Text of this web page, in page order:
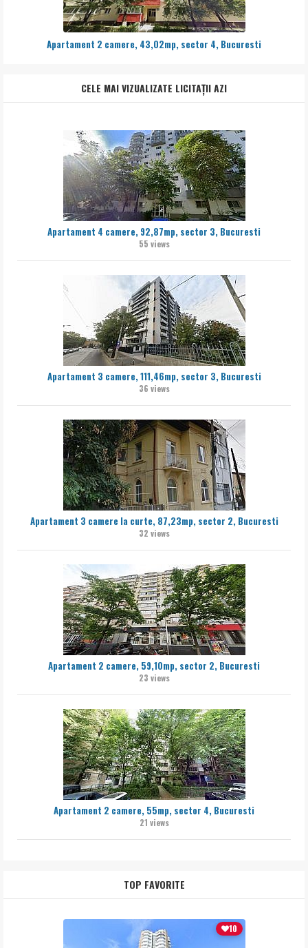
Apartament 2 camere, 43,02mp, sector 4, Bucuresti
CELE MAI VIZUALIZATE LICITAȚII AZI
Apartament 4 camere, 92,87mp, sector 3, Bucuresti
55 views
Apartament 3 camere, 111,46mp, sector 3, Bucuresti
36 views
Apartament 3 camere la curte, 87,23mp, sector 2, Bucuresti
32 views
Apartament 2 camere, 59,10mp, sector 2, Bucuresti
23 views
Apartament 2 camere, 55mp, sector 4, Bucuresti
21 views
TOP FAVORITE
10